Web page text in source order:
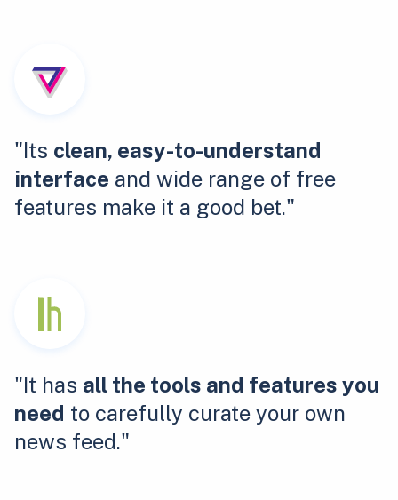
"Its clean, easy-to-understand
interface and wide range of free
features make it a good bet."
"It has all the tools and features you
need to carefully curate your own
news feed."